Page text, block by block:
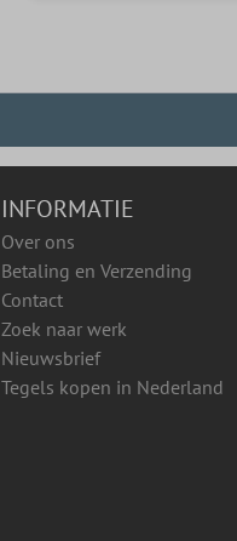
INFORMATIE
Over ons
Betaling en Verzending
Contact
Zoek naar werk
Nieuwsbrief
Tegels kopen in Nederland